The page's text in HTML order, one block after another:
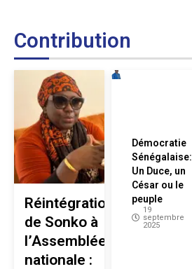
Contribution
Réintégration
de Sonko à
l’Assemblée
nationale :
Démocratie
Sénégalaise:
Un Duce, un
César ou le
peuple
19
septembre
2025